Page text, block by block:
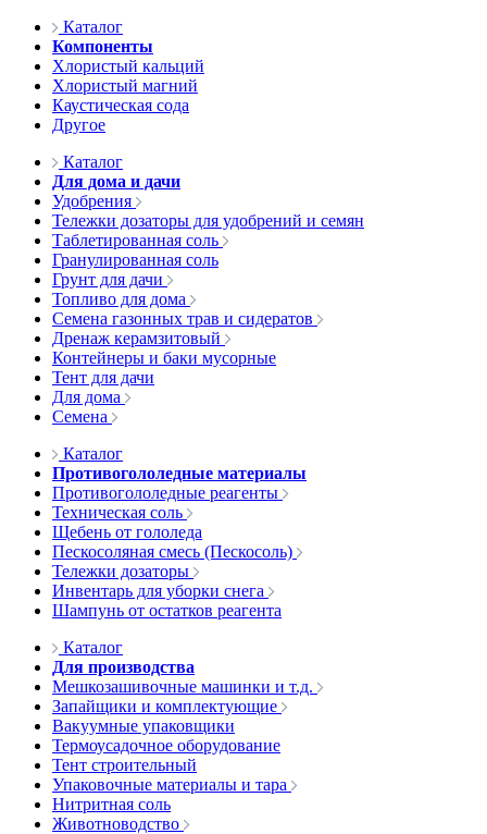
Каталог
Компоненты
Хлористый кальций
Хлористый магний
Каустическая сода
Другое
Каталог
Для дома и дачи
Удобрения
Тележки дозаторы для удобрений и семян
Таблетированная соль
Гранулированная соль
Грунт для дачи
Топливо для дома
Семена газонных трав и сидератов
Дренаж керамзитовый
Контейнеры и баки мусорные
Тент для дачи
Для дома
Семена
Каталог
Противогололедные материалы
Противогололедные реагенты
Техническая соль
Щебень от гололеда
Пескосоляная смесь (Пескосоль)
Тележки дозаторы
Инвентарь для уборки снега
Шампунь от остатков реагента
Каталог
Для производства
Мешкозашивочные машинки и т.д.
Запайщики и комплектующие
Вакуумные упаковщики
Термоусадочное оборудование
Тент строительный
Упаковочные материалы и тара
Нитритная соль
Животноводство